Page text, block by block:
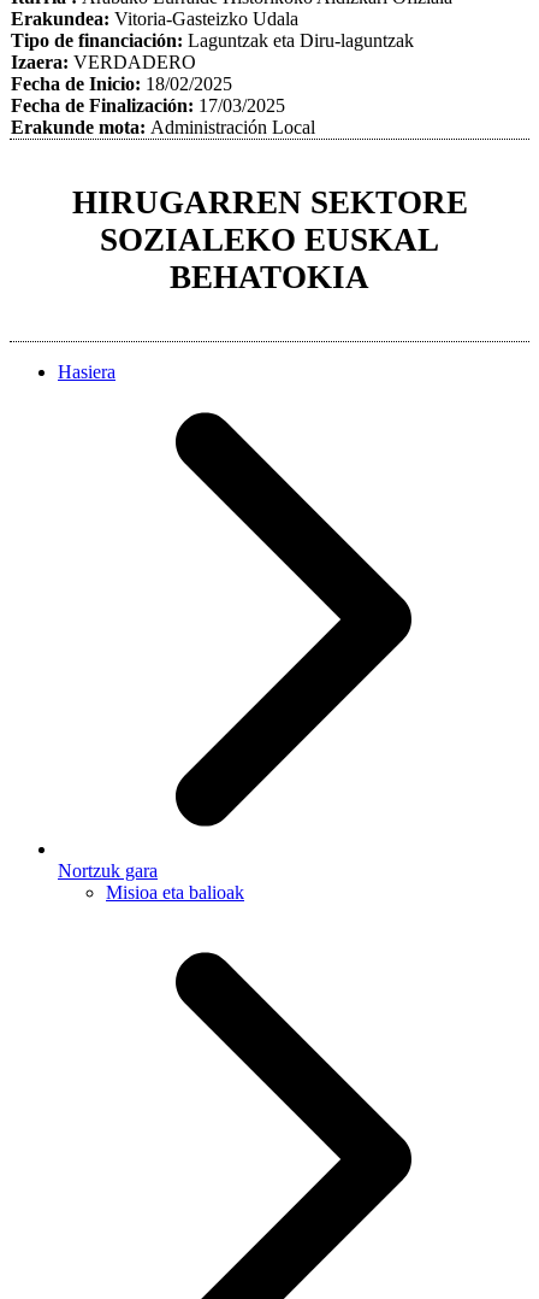
Erakundea: Vitoria-Gasteizko Udala
Tipo de financiación: Laguntzak eta Diru-laguntzak
Izaera: VERDADERO
Fecha de Inicio: 18/02/2025
Fecha de Finalización: 17/03/2025
Erakunde mota: Administración Local
HIRUGARREN SEKTORE
SOZIALEKO EUSKAL
BEHATOKIA
Hasiera
Nortzuk gara
Misioa eta balioak